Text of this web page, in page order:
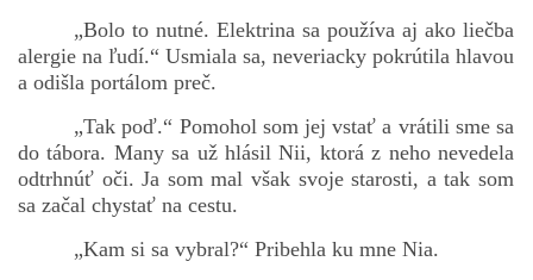
„Bolo to nutné. Elektrina sa používa aj ako liečba
alergie na ľudí.“ Usmiala sa, neveriacky pokrútila hlavou
a odišla portálom preč.
„Tak poď.“ Pomohol som jej vstať a vrátili sme sa
do tábora. Many sa už hlásil Nii, ktorá z neho nevedela
odtrhnúť oči. Ja som mal však svoje starosti, a tak som
sa začal chystať na cestu.
„Kam si sa vybral?“ Pribehla ku mne Nia.